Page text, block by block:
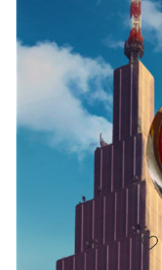
TYPE
RÔLE :
Voir